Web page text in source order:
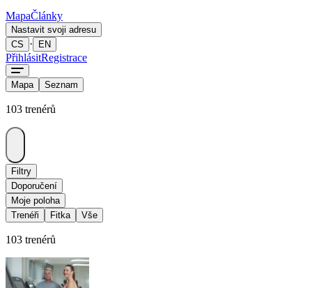
MapaČlánky
Nastavit svoji adresu
CS
· EN
PřihlásitRegistrace
Mapa Seznam
103 trenérů
Filtry
Doporučení
Moje poloha
Trenéři
Fitka Vše
103 trenérů